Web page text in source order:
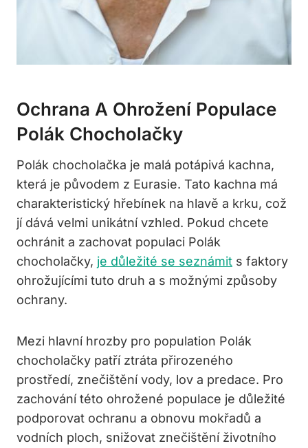
Ochrana A Ohrožení Populace
Polák Chocholačky
Polák chocholačka je malá potápivá kachna,
která je původem z Eurasie. Tato kachna má
charakteristický hřebínek na hlavě a krku, což
jí dává velmi unikátní vzhled. Pokud chcete
ochránit a zachovat populaci Polák
chocholačky, je důležité se seznámit s faktory
ohrožujícími tuto druh a s možnými způsoby
ochrany.
Mezi hlavní hrozby pro population Polák
chocholačky patří ztráta přirozeného
prostředí, znečištění vody, lov a predace. Pro
zachování této ohrožené populace je důležité
podporovat ochranu a obnovu mokřadů a
vodních ploch, snižovat znečištění životního